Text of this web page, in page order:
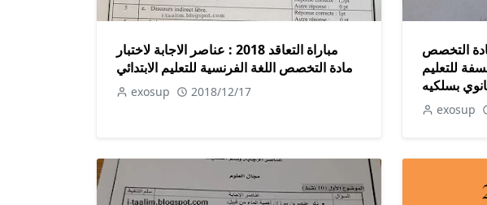
مباراة التعاقد 2018 : عناصر الاجابة لاختبار
مادة التخصص اللغة الفرنسية للتعليم الابتدائي
exosup 2018/12/17
في مادة التخصص
للتعليم
بسلكيه
exosup